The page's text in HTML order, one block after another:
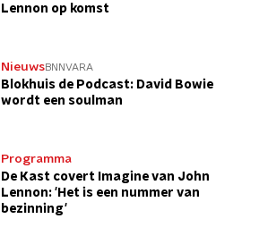
Lennon op komst
NieuwsBNNVARA
Blokhuis de Podcast: David Bowie
wordt een soulman
Programma
De Kast covert Imagine van John
Lennon: 'Het is een nummer van
bezinning'